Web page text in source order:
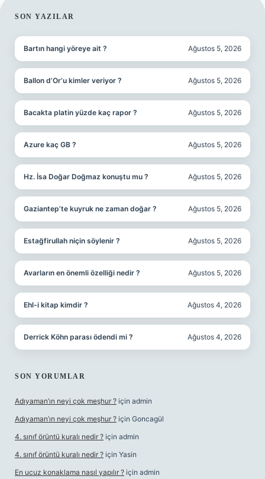
SIDEBAR
SON YAZILAR
Bartın hangi yöreye ait ? Ağustos 5, 2026
Ballon d’Or’u kimler veriyor ? Ağustos 5, 2026
Bacakta platin yüzde kaç rapor ? Ağustos 5, 2026
Azure kaç GB ? Ağustos 5, 2026
Hz. İsa Doğar Doğmaz konuştu mu ? Ağustos 5, 2026
Gaziantep’te kuyruk ne zaman doğar ? Ağustos 5, 2026
Estağfirullah niçin söylenir ? Ağustos 5, 2026
Avarların en önemli özelliği nedir ? Ağustos 5, 2026
Ehl-i kitap kimdir ? Ağustos 4, 2026
Derrick Köhn parası ödendi mi ? Ağustos 4, 2026
SON YORUMLAR
Adıyaman’ın neyi çok meşhur ? için admin
Adıyaman’ın neyi çok meşhur ? için Goncagül
4. sınıf örüntü kuralı nedir ? için admin
4. sınıf örüntü kuralı nedir ? için Yasin
En ucuz konaklama nasıl yapılır ? için admin